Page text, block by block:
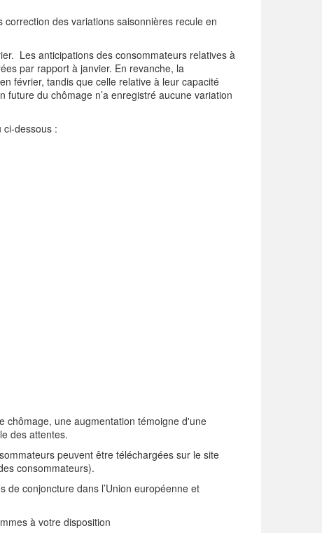
des variations saisonnières recule en
Les anticipations des consommateurs relatives à
par rapport à janvier. En revanche, la
février, tandis que celle relative à leur capacité
future du chômage n’a enregistré aucune variation
ci-dessous :
chômage, une augmentation témoigne d'une
des attentes.
peuvent être téléchargées sur le site
consommateurs).
de conjoncture dans l’Union européenne et
à votre disposition